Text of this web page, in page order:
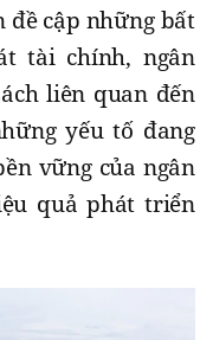
đề cập những bất
tài chính, ngân
liên quan đến
yếu tố đang
vững của ngân
quả phát triển